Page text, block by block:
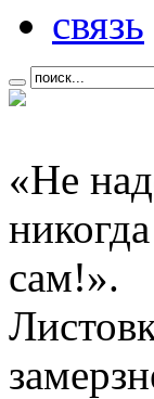
связь
«Не
сам!».